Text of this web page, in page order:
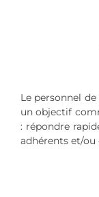
Le personnel
un objectif
: répondre
adhérents et/ou